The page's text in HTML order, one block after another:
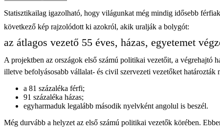
Statisztikailag igazolható, hogy világunkat még mindig idősebb
következő kép rajzolódott ki azokról, akik uralják a bolygót:
az átlagos vezető 55 éves, házas, egyetemet
A projektben az országok első számú politikai vezetőit, a végrehajtó
illetve befolyásosabb vállalat- és civil szervezeti vezetőket határozták
a 81 százaléka férfi;
91 százaléka házas;
egyharmaduk legalább második nyelvként angolul is beszél.
Még durvább a helyzet az első számú politikai vezetők körében.